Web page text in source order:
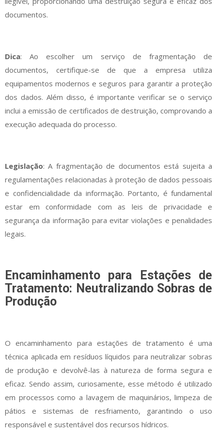
documentos.
Dica: Ao escolher um serviço de fragmentação de
documentos, certifique-se de que a empresa utiliza
equipamentos modernos e seguros para garantir a proteção
dos dados. Além disso, é importante verificar se o serviço
inclui a emissão de certificados de destruição, comprovando a
execução adequada do processo.
Legislação: A fragmentação de documentos está sujeita a
regulamentações relacionadas à proteção de dados pessoais
e confidencialidade da informação. Portanto, é fundamental
estar em conformidade com as leis de privacidade e
segurança da informação para evitar violações e penalidades
legais.
Encaminhamento para Estações de
Tratamento: Neutralizando Sobras de
Produção
O encaminhamento para estações de tratamento é uma
técnica aplicada em resíduos líquidos para neutralizar sobras
de produção e devolvê-las à natureza de forma segura e
eficaz. Sendo assim, curiosamente, esse método é utilizado
em processos como a lavagem de maquinários, limpeza de
pátios e sistemas de resfriamento, garantindo o uso
responsável e sustentável dos recursos hídricos.